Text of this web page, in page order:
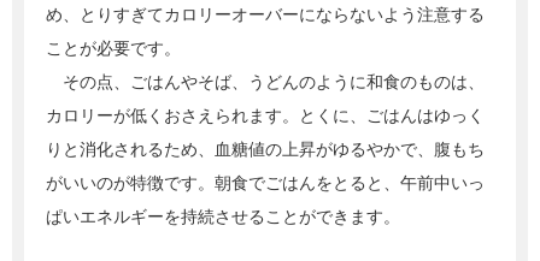
め、とりすぎてカロリーオーバーにならないよう注意する
ことが必要です。
その点、ごはんやそば、うどんのように和食のものは、
カロリーが低くおさえられます。とくに、ごはんはゆっく
りと消化されるため、血糖値の上昇がゆるやかで、腹もち
がいいのが特徴です。朝食でごはんをとると、午前中いっ
ぱいエネルギーを持続させることができます。